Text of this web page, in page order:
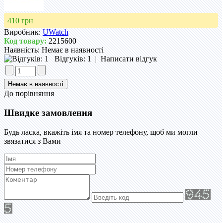
410 грн
Виробник: UWatch
Код товару:2215600
Наявність:Немає в наявності
Відгуків: 1|Написати відгук
До порівняння
Швидке замовлення
Будь ласка, вкажіть імя та номер телефону, щоб ми могли
звязатися з Вами